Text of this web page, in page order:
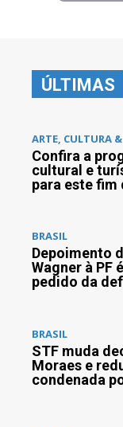
ÚLTIMAS
ARTE, CULTURA
Confira a
cultural e
para este fim
BRASIL
Depoimento
Wagner à PF
pedido da
BRASIL
STF muda
Moraes e
condenada